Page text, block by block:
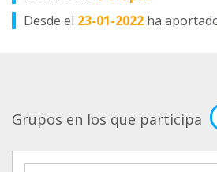
Desde el 23-01-2022 ha
Grupos en los que participa